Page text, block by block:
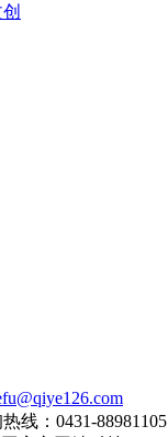
线：0431-88981105